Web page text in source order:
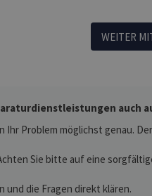
WEITER
auch
Problem möglichst genau.
Sie bitte auf eine
und die Fragen direkt klären.